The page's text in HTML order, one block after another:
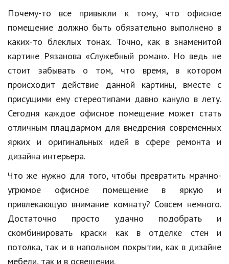
Авто, мото
Спорт
Знаменитости
Статьи
Обзоры
Рецепты
Красота и здоровье
Hi-Tech. Интернет
Авто, мото
Дом и сад
Недвижимость
Почему-то все привыкли к тому, что офисное
помещение должно быть обязательно выполнено в
каких-то блеклых тонах. Точно, как в знаменитой
картине Рязанова «Служебный роман». Но ведь не
стоит забывать о том, что время, в котором
происходит действие данной картины, вместе с
присущими ему стереотипами давно кануло в лету.
Сегодня каждое офисное помещение может стать
отличным плацдармом для внедрения современных
ярких и оригинальных идей в сфере ремонта и
дизайна интерьера.
Что же нужно для того, чтобы превратить мрачно-
угрюмое офисное помещение в яркую и
привлекающую внимание комнату? Совсем немного.
Достаточно просто удачно подобрать и
скомбинировать краски как в отделке стен и
потолка, так и в напольном покрытии, как в дизайне
мебели, так и в освещении.